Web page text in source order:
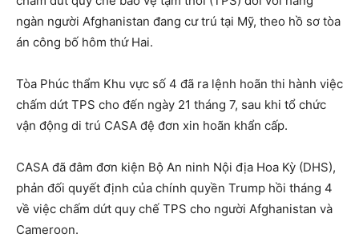
ngàn người Afghanistan đang cư trú tại Mỹ, theo hồ sơ tòa
án công bố hôm thứ Hai.
Tòa Phúc thẩm Khu vực số 4 đã ra lệnh hoãn thi hành việc
chấm dứt TPS cho đến ngày 21 tháng 7, sau khi tổ chức
vận động di trú CASA đệ đơn xin hoãn khẩn cấp.
CASA đã đâm đơn kiện Bộ An ninh Nội địa Hoa Kỳ (DHS),
phản đối quyết định của chính quyền Trump hồi tháng 4
về việc chấm dứt quy chế TPS cho người Afghanistan và
Cameroon.